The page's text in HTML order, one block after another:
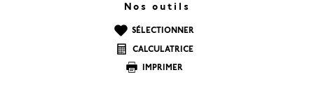
Nos outils
SÉLECTIONNER
CALCULATRICE
IMPRIMER